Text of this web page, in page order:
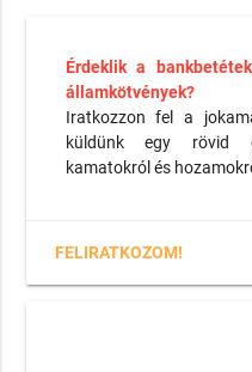
Érdeklik a
államkötvények?
Iratkozzon fel a
küldünk egy rövid
kamatokról és
FELIRATKOZOM!